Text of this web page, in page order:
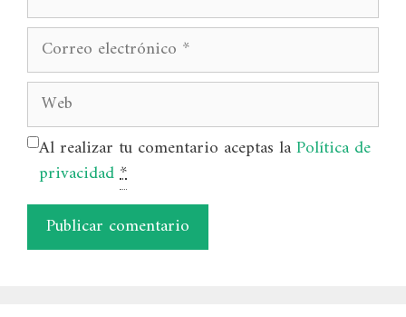
Correo
electrónico
Web
Al realizar tu comentario aceptas laPolítica de
privacidad*